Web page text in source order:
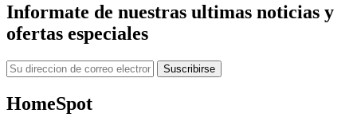
Informate de nuestras ultimas noticias y
ofertas especiales
Correo
electronico
Suscribirse
HomeSpot